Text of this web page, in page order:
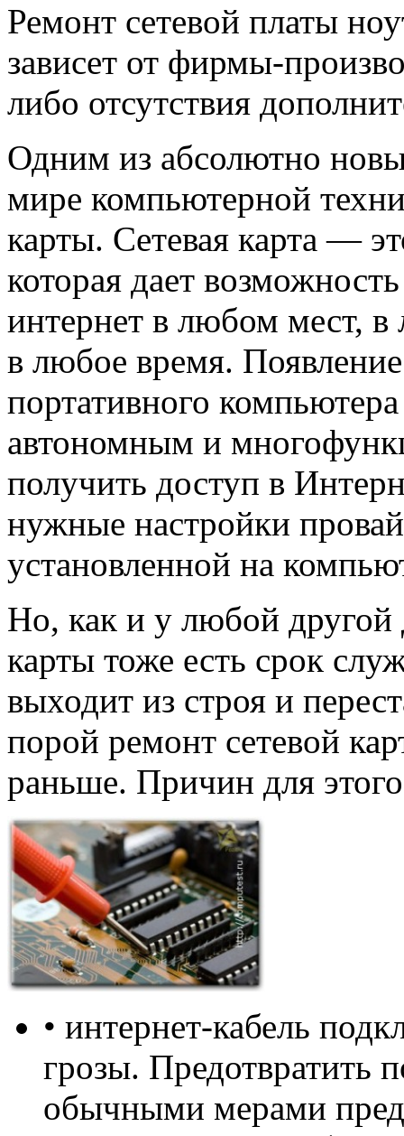
Ремонт сетевой платы
зависет от фирмы-
либо отсутствия
Одним из абсолютно
мире компьютерной
карты. Сетевая карта —
которая дает
интернет в любом мест,
в любое время.
портативного
автономным и
получить доступ в
нужные настройки
установленной на
Но, как и у любой другой
карты тоже есть срок
выходит из строя и
порой ремонт сетевой
раньше. Причин для
• интернет-кабель
грозы.
обычными мерами